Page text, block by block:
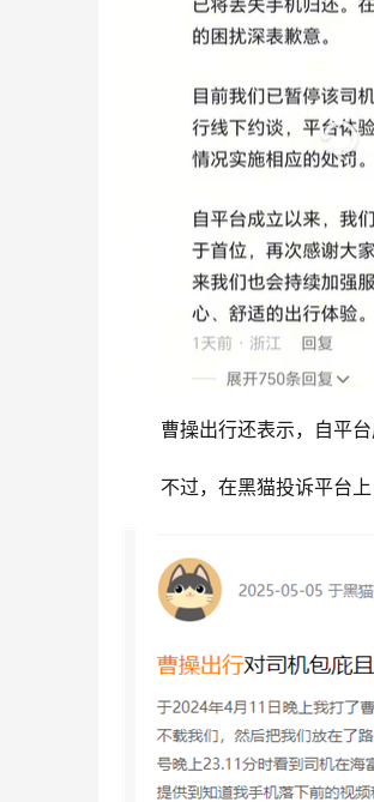
曹操出行还表示，自平
不过，在黑猫投诉平台